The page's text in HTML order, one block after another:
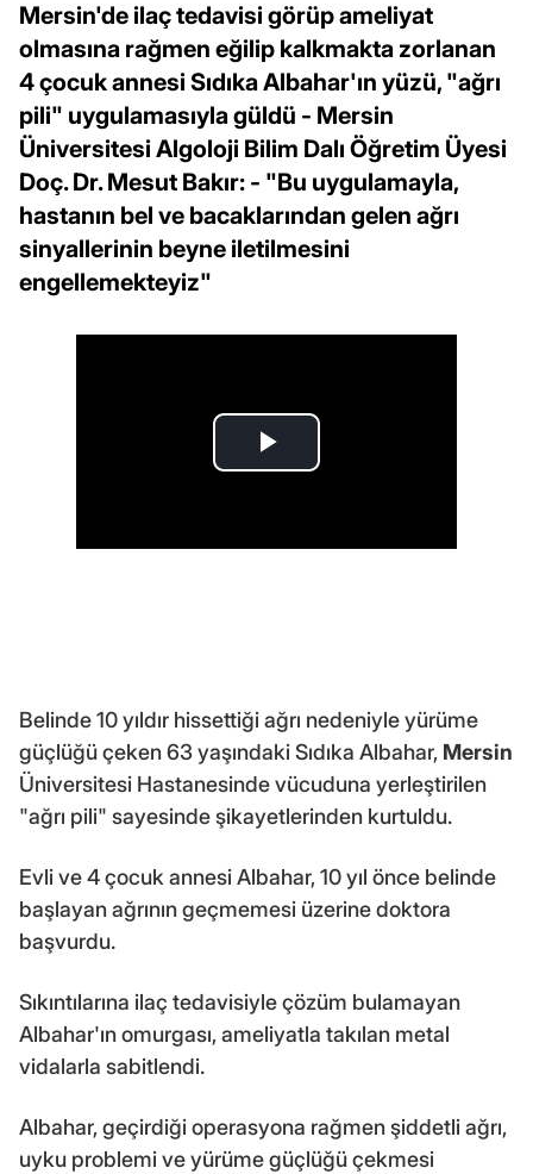
Mersin'de ilaç tedavisi görüp ameliyat
olmasına rağmen eğilip kalkmakta zorlanan
4 çocuk annesi Sıdıka Albahar'ın yüzü, "ağrı
pili" uygulamasıyla güldü - Mersin
Üniversitesi Algoloji Bilim Dalı Öğretim Üyesi
Doç. Dr. Mesut Bakır: - "Bu uygulamayla,
hastanın bel ve bacaklarından gelen ağrı
sinyallerinin beyne iletilmesini
engellemekteyiz"
Belinde 10 yıldır hissettiği ağrı nedeniyle yürüme
güçlüğü çeken 63 yaşındaki Sıdıka Albahar, Mersin
Üniversitesi Hastanesinde vücuduna yerleştirilen
"ağrı pili" sayesinde şikayetlerinden kurtuldu.
Evli ve 4 çocuk annesi Albahar, 10 yıl önce belinde
başlayan ağrının geçmemesi üzerine doktora
başvurdu.
Sıkıntılarına ilaç tedavisiyle çözüm bulamayan
Albahar'ın omurgası, ameliyatla takılan metal
vidalarla sabitlendi.
Albahar, geçirdiği operasyona rağmen şiddetli ağrı,
uyku problemi ve yürüme güçlüğü çekmesi